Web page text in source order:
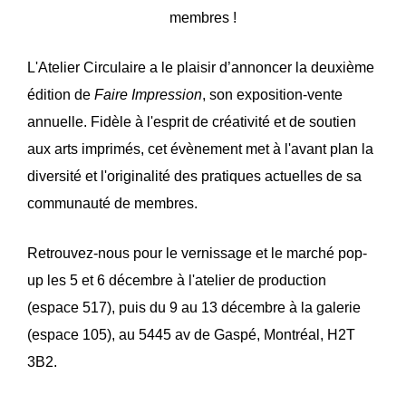
membres !
L'Atelier Circulaire a le plaisir d’annoncer la deuxième
édition de Faire Impression, son exposition-vente
annuelle. Fidèle à l'esprit de créativité et de soutien
aux arts imprimés, cet évènement met à l'avant plan la
diversité et l'originalité des pratiques actuelles de sa
communauté de membres.
Retrouvez-nous pour le vernissage et le marché pop-
up les 5 et 6 décembre à l'atelier de production
(espace 517), puis du 9 au 13 décembre à la galerie
(espace 105), au 5445 av de Gaspé, Montréal, H2T
3B2.